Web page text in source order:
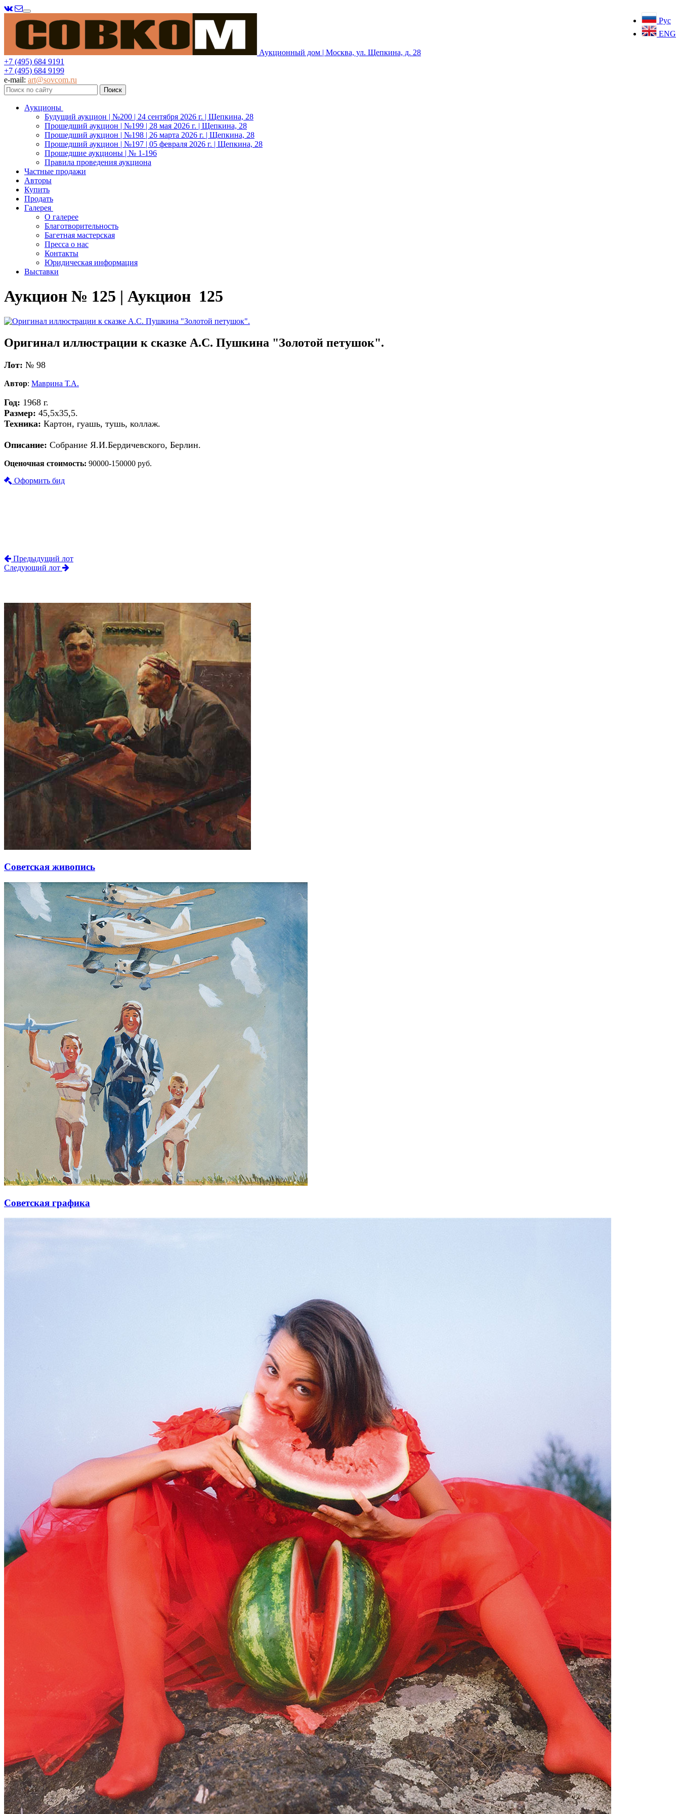
Рус
ENG
Меню
Аукционный дом | Москва, ул. Щепкина, д. 28
+7 (495) 684 9191
+7 (495) 684 9199
e-mail: art@sovcom.ru
Аукционы
Будущий аукцион | №200 | 24 сентября 2026 г. | Щепкина, 28
Прошедший аукцион | №199 | 28 мая 2026 г. | Щепкина, 28
Прошедший аукцион | №198 | 26 марта 2026 г. | Щепкина, 28
Прошедший аукцион | №197 | 05 февраля 2026 г. | Щепкина, 28
Прошедшие аукционы | № 1-196
Правила проведения аукциона
Частные продажи
Авторы
Купить
Продать
Галерея
О галерее
Благотворительность
Багетная мастерская
Пресса о нас
Контакты
Юридическая информация
Выставки
Аукцион № 125 | Аукцион 125
Оригинал иллюстрации к сказке А.С. Пушкина "Золотой петушок".
Лот: № 98
Автор: Маврина Т.А.
Год: 1968 г.
Размер: 45,5х35,5.
Техника: Картон, гуашь, тушь, коллаж.
Описание: Собрание Я.И.Бердичевского, Берлин.
Оценочная стоимость: 90000-150000 руб.
Оформить бид
Предыдущий лот
Следующий лот
Советская живопись
Советская графика